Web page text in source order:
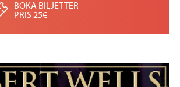
BOKA BILJETTER
PRIS 25€